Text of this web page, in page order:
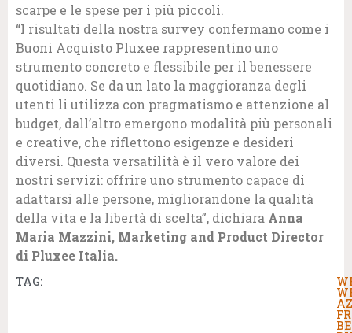
scarpe e le spese per i più piccoli.
“I risultati della nostra survey confermano come i
Buoni Acquisto Pluxee rappresentino uno
strumento concreto e flessibile per il benessere
quotidiano. Se da un lato la maggioranza degli
utenti li utilizza con pragmatismo e attenzione al
budget, dall’altro emergono modalità più personali
e creative, che riflettono esigenze e desideri
diversi. Questa versatilità è il vero valore dei
nostri servizi: offrire uno strumento capace di
adattarsi alle persone, migliorandone la qualità
della vita e la libertà di scelta”, dichiara Anna
Maria Mazzini, Marketing and Product Director
di Pluxee Italia.
TAG: